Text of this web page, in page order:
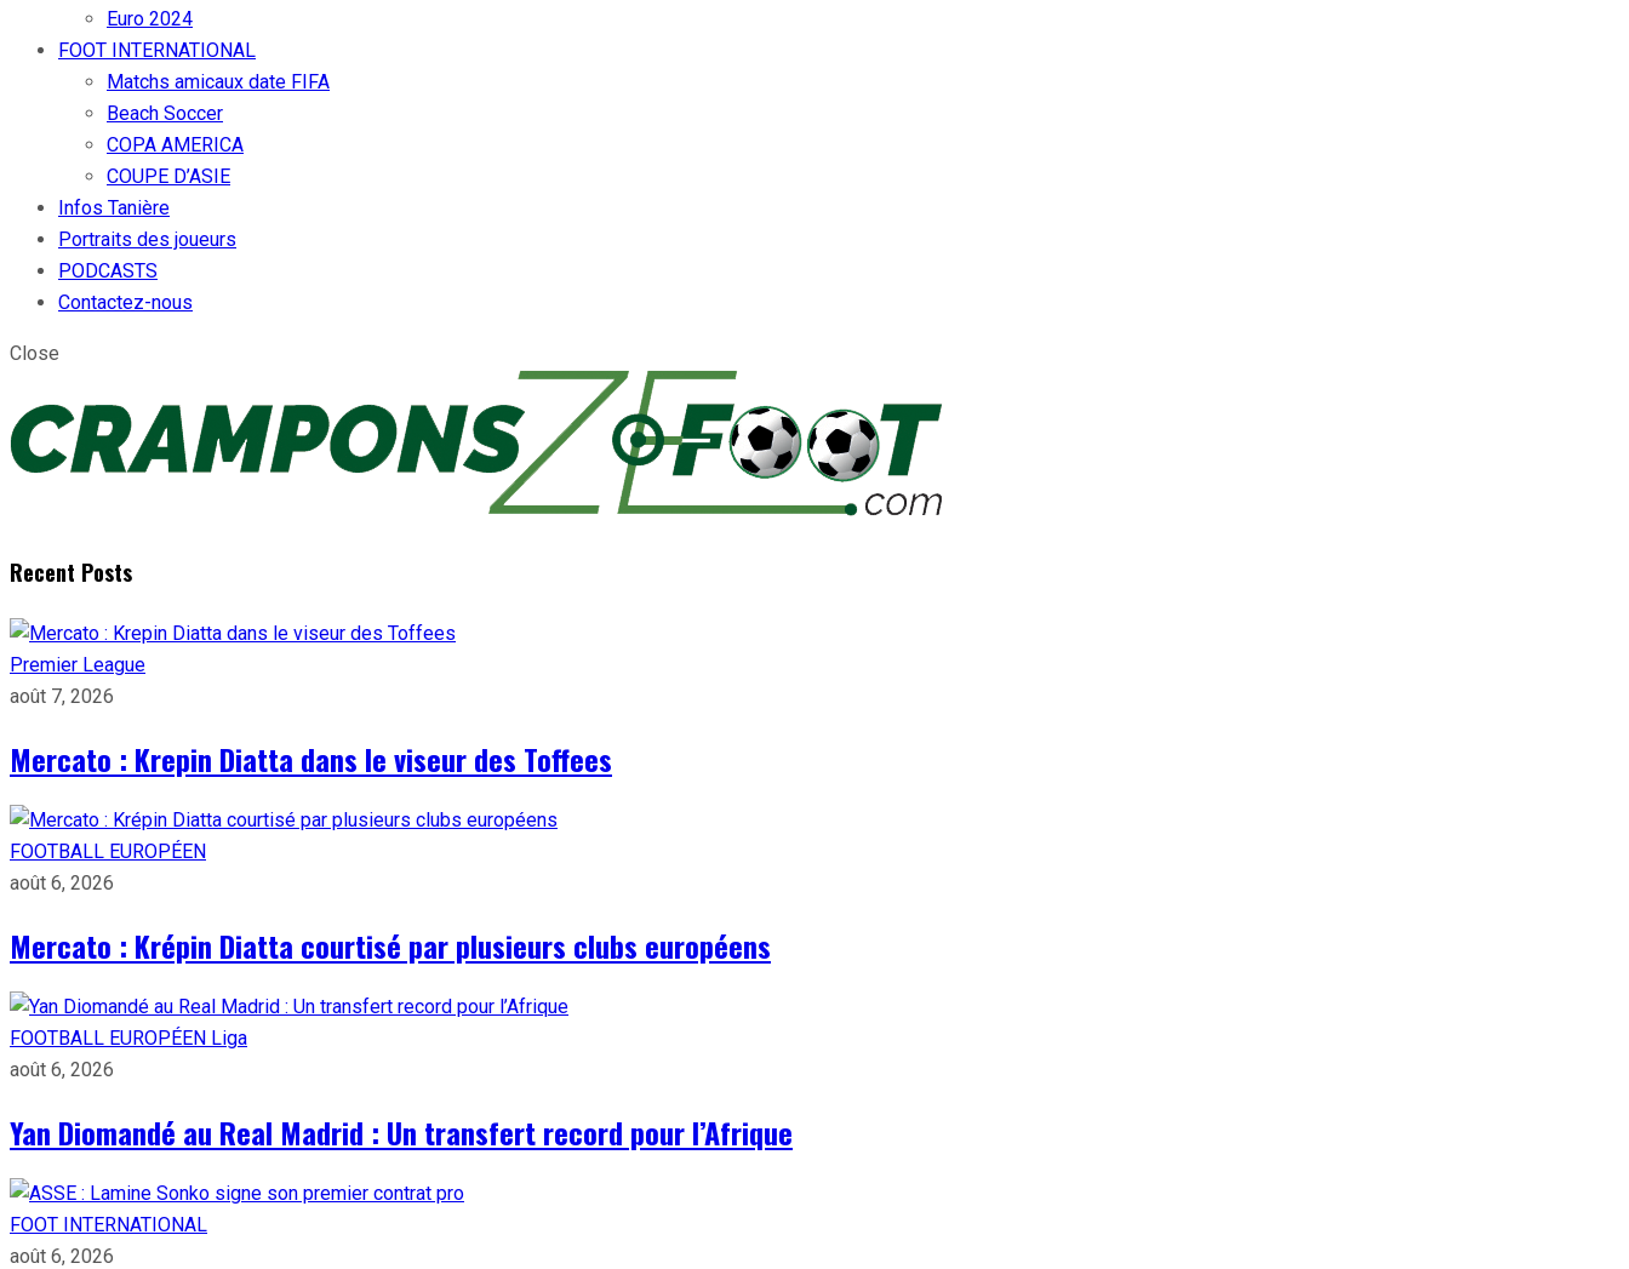
Euro 2024
FOOT INTERNATIONAL
Matchs amicaux date FIFA
Beach Soccer
COPA AMERICA
COUPE D’ASIE
Infos Tanière
Portraits des joueurs
PODCASTS
Contactez-nous
Close
Recent Posts
Premier League
août 7, 2026
Mercato : Krepin Diatta dans le viseur des Toffees
FOOTBALL EUROPÉEN
août 6, 2026
Mercato : Krépin Diatta courtisé par plusieurs clubs européens
FOOTBALL EUROPÉEN Liga
août 6, 2026
Yan Diomandé au Real Madrid : Un transfert record pour l’Afrique
FOOT INTERNATIONAL
août 6, 2026